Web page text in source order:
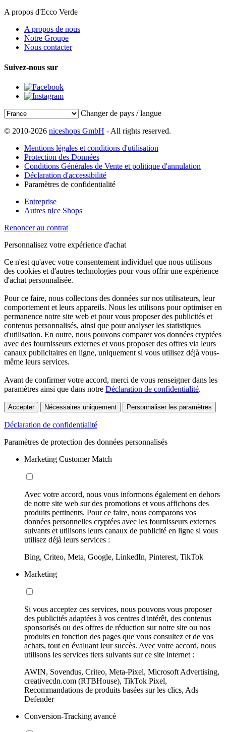
A propos d'Ecco Verde
A propos de nous
Notre Groupe
Nous contacter
Suivez-nous sur
Changer de pays / langue
© 2010-2026 niceshops GmbH - All rights reserved.
Mentions légales et conditions d'utilisation
Protection des Données
Conditions Générales de Vente et politique d'annulation
Déclaration d'accessibilité
Paramètres de confidentialité
Entreprise
Autres nice Shops
Renoncer au contrat
Personnalisez votre expérience d'achat
Ce n'est qu'avec votre consentement individuel que nous utilisons
des cookies et d'autres technologies pour vous offrir une expérience
d'achat personnalisée.
Pour ce faire, nous collectons des données sur nos utilisateurs, leur
comportement et leurs appareils. Nous les utilisons pour optimiser en
permanence notre site web et pour vous proposer des publicités et
contenus personnalisés, ainsi que pour analyser les statistiques
d'utilisation. En outre, nous pouvons comparer vos données cryptées
avec des fournisseurs externes et vous proposer des offres via leurs
canaux publicitaires en ligne, uniquement si vous utilisez déjà vous-
même leurs services.
Avant de confirmer votre accord, merci de vous renseigner dans les
paramètres ainsi que dans notre Déclaration de confidentialité.
Accepter Nécessaires uniquement Personnaliser les paramètres
Déclaration de confidentialité
Paramètres de protection des données personnalisés
Marketing Customer Match
Avec votre accord, nous vous informons également en dehors
de notre site web sur des promotions et vous affichons des
produits pertinents. Pour ce faire, nous comparons vos
données personnelles cryptées avec les fournisseurs externes
suivants et utilisons leurs canaux de publicité en ligne si vous
utilisez déjà leurs services :
Bing, Criteo, Meta, Google, LinkedIn, Pinterest, TikTok
Marketing
Si vous acceptez ces services, nous pouvons vous proposer
des publicités adaptées à vos centres d'intérêt, des contenus
sponsorisés ou des offres de réduction sur notre site ou nos
produits en fonction des pages que vous consultez et de vos
achats, tout en évaluant leur succès. Avec votre accord, nous
utilisons les services tiers suivants sur ce site internet :
AWIN, Sovendus, Criteo, Meta-Pixel, Microsoft Advertising,
creativecdn.com (RTBHouse), TikTok Pixel,
Recommandations de produits basées sur les clics, Ads
Defender
Conversion-Tracking avancé